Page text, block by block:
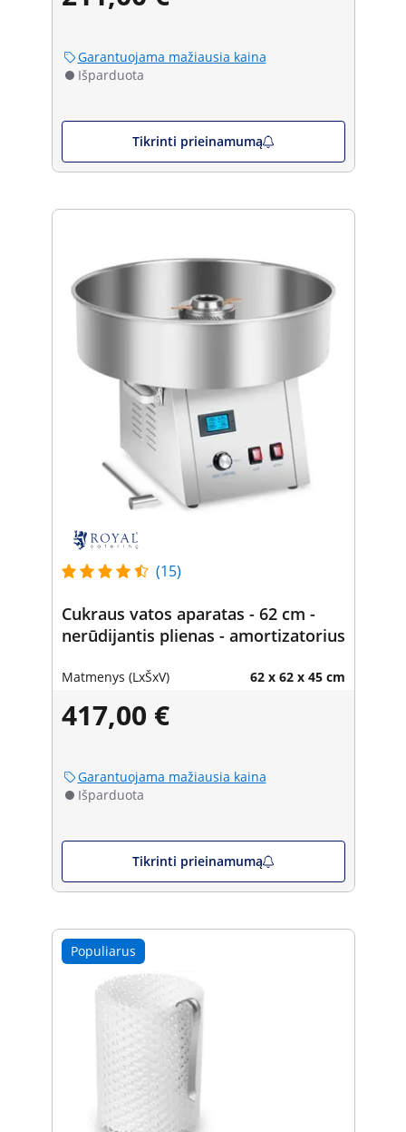
Garantuojama mažiausia kaina
Išparduota
Tikrinti prieinamumą
(15)
Cukraus vatos aparatas - 62 cm -
nerūdijantis plienas - amortizatorius
Matmenys (LxŠxV) 62 x 62 x 45 cm
417,00 €
Garantuojama mažiausia kaina
Išparduota
Tikrinti prieinamumą
Populiarus